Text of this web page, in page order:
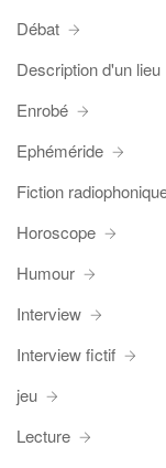
Débat
Description d'un lieu
Enrobé
Ephéméride
Fiction
Horoscope
Humour
Interview
Interview fictif
jeu
Lecture